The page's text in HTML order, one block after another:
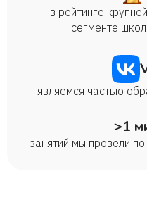
в рейтинге
сегменте
являемся частью
>1
занятий мы провели